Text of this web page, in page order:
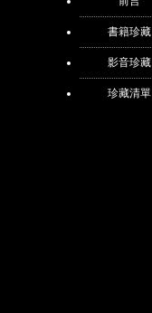
書籍珍藏
影音珍藏
珍藏清單